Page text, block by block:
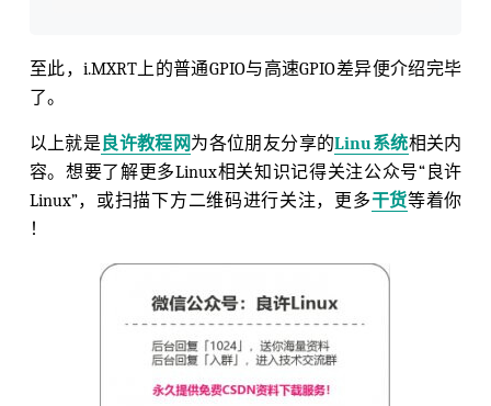
至此，i.MXRT上的普通GPIO与高速GPIO差异便介绍完毕
了。
以上就是良许教程网为各位朋友分享的Linu系统相关内
容。想要了解更多Linux相关知识记得关注公众号“良许
Linux”，或扫描下方二维码进行关注，更多干货等着你
！